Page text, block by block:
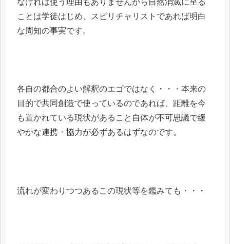
ことは学徒はじめ、スピリチャリストであれば明白
な周知の事実です。
各自の都合のよい解釈のエゴではなく・・・本来の
目的で共同創造で使っているのであれば、距離を今
も置かれている現状があること自体が不可思議で緩
やかな連携・協力が必ずあるはずなのです。
流れが変わりつつあるこの現状等を鑑みても・・・